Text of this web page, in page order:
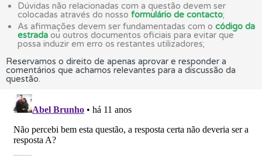
Dúvidas não relacionadas com a questão devem ser
colocadas através do nosso formulário de contacto;
As afirmações devem ser fundamentadas com o código da
estrada ou outros documentos oficiais para evitar que
possa induzir em erro os restantes utilizadores;
Reservamos o direito de apenas aprovar e responder a
comentários que achamos relevantes para a discussão da
questão.